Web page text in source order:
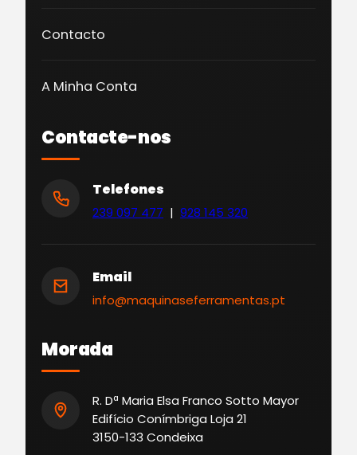
Contacto
A Minha Conta
Contacte-nos
Telefones
239 097 477 | 928 145 320
Email
info@maquinaseferramentas.pt
Morada
R. Dª Maria Elsa Franco Sotto Mayor
Edifício Conímbriga Loja 21
3150-133 Condeixa